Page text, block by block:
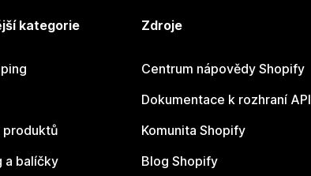
kategorie
produktů
a balíčky
Zdroje
Centrum nápovědy Shopify
Dokumentace k rozhraní API
Komunita Shopify
Blog Shopify